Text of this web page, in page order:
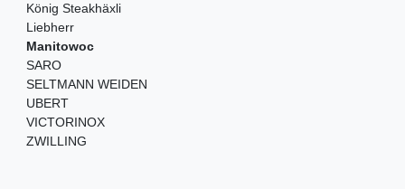
König Steakhäxli
Liebherr
Manitowoc
SARO
SELTMANN WEIDEN
UBERT
VICTORINOX
ZWILLING